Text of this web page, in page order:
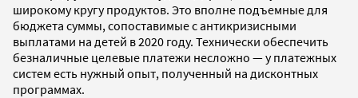
широкому кругу продуктов. Это вполне подъемные для
бюджета суммы, сопоставимые с антикризисными
выплатами на детей в 2020 году. Технически обеспечить
безналичные целевые платежи несложно — у платежных
систем есть нужный опыт, полученный на дисконтных
программах.